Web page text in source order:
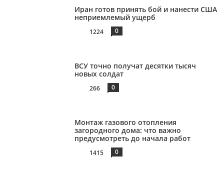
Иран готов принять бой и нанести США
неприемлемый ущерб
1224 0
ВСУ точно получат десятки тысяч
новых солдат
266 0
Монтаж газового отопления
загородного дома: что важно
предусмотреть до начала работ
1415 0